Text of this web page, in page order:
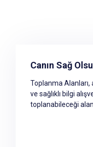
Toplanma
Afet ve acil
merkezleri hazır
içerisinde
Canın Sağ
Toplanma
ve sağlıklı bilgi
toplanabileceği